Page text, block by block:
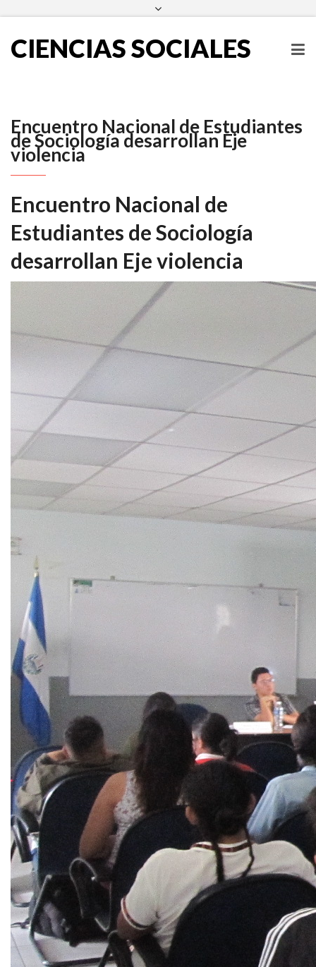
escueladecienciassociales@ues.edu.sv
CIENCIAS SOCIALES
Encuentro Nacional de Estudiantes
de Sociología desarrollan Eje
violencia
Encuentro Nacional de
Estudiantes de Sociología
desarrollan Eje violencia